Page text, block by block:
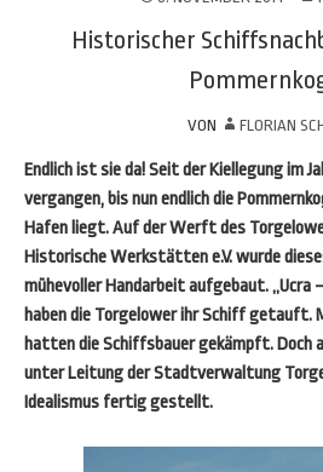
Historischer
VON FLORIAN
Endlich ist sie da! Seit der Kiellegung im
vergangen, bis nun endlich die
Hafen liegt. Auf der Werft des
Historische Werkstätten e.V. wurde
mühevoller Handarbeit aufgebaut. „Ucra
haben die Torgelower ihr Schiff getauft.
hatten die Schiffsbauer gekämpft. Doch
unter Leitung der Stadtverwaltung
Idealismus fertig gestellt.